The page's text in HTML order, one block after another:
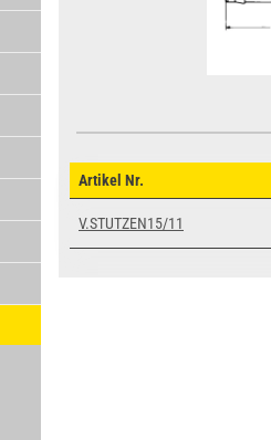
Artikel Nr.
V.STUTZEN15/11